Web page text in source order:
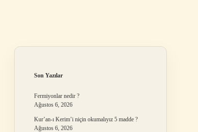
Son Yazılar
Fermiyonlar nedir ?
Ağustos 6, 2026
Kur’an-ı Kerim’i niçin okumalıyız 5 madde ?
Ağustos 6, 2026